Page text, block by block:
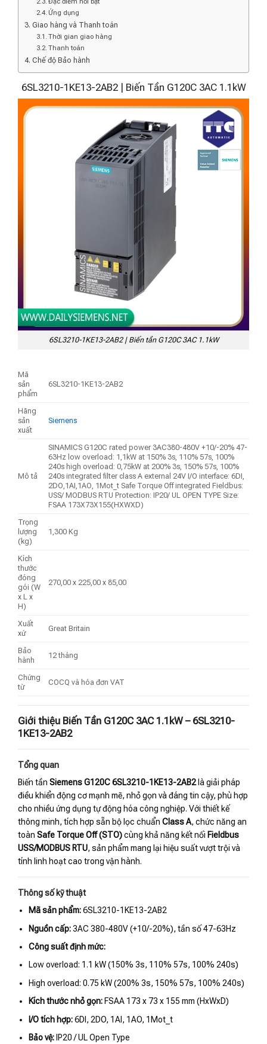
Ứng dụng
Giao hàng và Thanh toán
Thời gian giao hàng
Thanh toán
Chế độ Bảo hành
6SL3210-1KE13-2AB2 | Biến Tần G120C 3AC 1.1kW
6SL3210-1KE13-2AB2 | Biến tần G120C 3AC 1.1kW
Mã
sản
phẩm
6SL3210-1KE13-2AB2
Hãng
sản
xuất
Siemens
Mô tả
SINAMICS G120C rated power 3AC380-480V +10/-20% 47-
63Hz low overload: 1,1kW at 150% 3s, 110% 57s, 100%
240s high overload: 0,75kW at 200% 3s, 150% 57s, 100%
240s integrated filter class A external 24V I/O interface: 6DI,
2DO,1AI,1AO, 1Mot_t Safe Torque Off integrated Fieldbus:
USS/ MODBUS RTU Protection: IP20/ UL OPEN TYPE Size:
FSAA 173X73X155(HXWXD)
Trọng
lượng
(kg)
1,300 Kg
Kích
thước
đóng
gói (W
x L x
H)
270,00 x 225,00 x 85,00
Xuất
xứ
Great Britain
Bảo
hành
12 tháng
Chứng
từ
COCQ và hóa đơn VAT
Giới thiệu Biến Tần G120C 3AC 1.1kW – 6SL3210-
1KE13-2AB2
Tổng quan
Biến tần Siemens G120C 6SL3210-1KE13-2AB2là giải pháp
điều khiển động cơ mạnh mẽ, nhỏ gọn và đáng tin cậy, phù hợp
cho nhiều ứng dụng tự động hóa công nghiệp. Với thiết kế
thông minh, tích hợp sẵn bộ lọc chuẩn Class A, chức năng an
toàn Safe Torque Off (STO)cùng khả năng kết nối Fieldbus
USS/MODBUS RTU, sản phẩm mang lại hiệu suất vượt trội và
tính linh hoạt cao trong vận hành.
Thông số kỹ thuật
Mã sản phẩm:6SL3210-1KE13-2AB2
Nguồn cấp:3AC 380-480V (+10/-20%), tần số 47-63Hz
Công suất định mức:
Low overload: 1.1 kW (150% 3s, 110% 57s, 100% 240s)
High overload: 0.75 kW (200% 3s, 150% 57s, 100% 240s)
Kích thước nhỏ gọn: FSAA 173 x 73 x 155 mm (HxWxD)
I/O tích hợp:6DI, 2DO, 1AI, 1AO, 1Mot_t
Bảo vệ: IP20 / UL Open Type